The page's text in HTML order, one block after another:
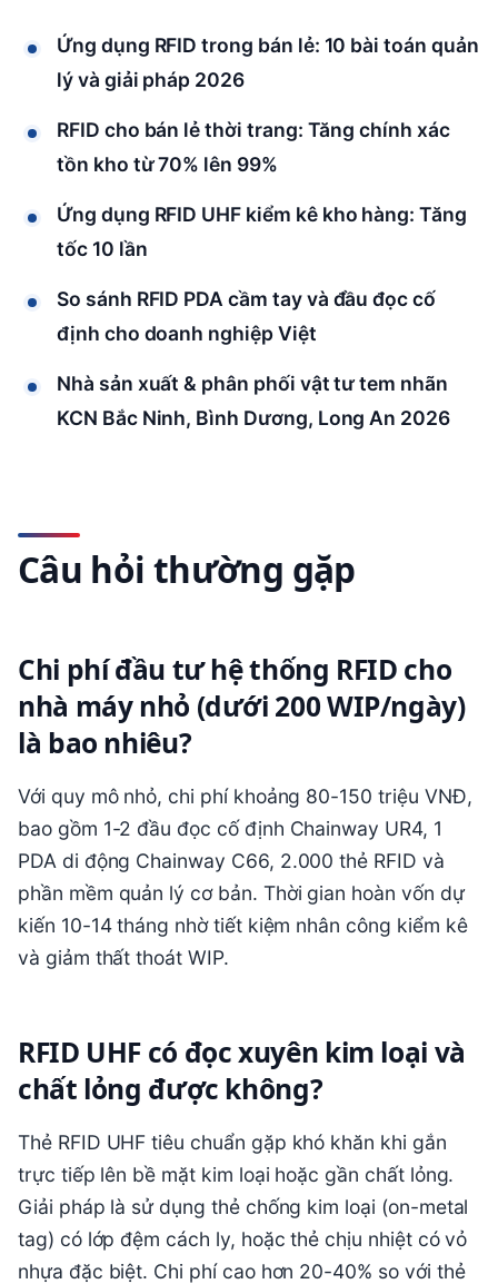
Ứng dụng RFID trong bán lẻ: 10 bài toán quản
lý và giải pháp 2026
RFID cho bán lẻ thời trang: Tăng chính xác
tồn kho từ 70% lên 99%
Ứng dụng RFID UHF kiểm kê kho hàng: Tăng
tốc 10 lần
So sánh RFID PDA cầm tay và đầu đọc cố
định cho doanh nghiệp Việt
Nhà sản xuất & phân phối vật tư tem nhãn
KCN Bắc Ninh, Bình Dương, Long An 2026
Câu hỏi thường gặp
Chi phí đầu tư hệ thống RFID cho
nhà máy nhỏ (dưới 200 WIP/ngày)
là bao nhiêu?
Với quy mô nhỏ, chi phí khoảng 80-150 triệu VNĐ,
bao gồm 1-2 đầu đọc cố định Chainway UR4, 1
PDA di động Chainway C66, 2.000 thẻ RFID và
phần mềm quản lý cơ bản. Thời gian hoàn vốn dự
kiến 10-14 tháng nhờ tiết kiệm nhân công kiểm kê
và giảm thất thoát WIP.
RFID UHF có đọc xuyên kim loại và
chất lỏng được không?
Thẻ RFID UHF tiêu chuẩn gặp khó khăn khi gắn
trực tiếp lên bề mặt kim loại hoặc gần chất lỏng.
Giải pháp là sử dụng thẻ chống kim loại (on-metal
tag) có lớp đệm cách ly, hoặc thẻ chịu nhiệt có vỏ
nhựa đặc biệt. Chi phí cao hơn 20-40% so với thẻ